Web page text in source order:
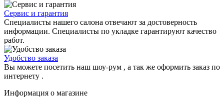
Сервис и гарантия
Специалисты нашего салона отвечают за достоверность
информации. Специалисты по укладке гарантируют качество
работ.
Удобство заказа
Вы можете посетить наш шоу-рум , а так же оформить заказ по
интернету .
Информация о магазине